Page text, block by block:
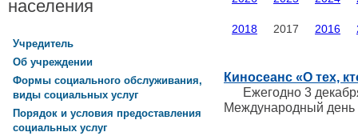
2018 2017 2016
Киносеанс «О тех,
Ежегодно 3
Международный
населения
Учредитель
Об учреждении
Формы социального обслуживания,
виды социальных услуг
Порядок и условия предоставления
социальных услуг